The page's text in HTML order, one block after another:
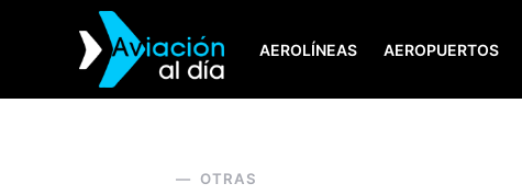
AEROLÍNEAS AEROPUERTOS
SEARCH FOR:
OTRAS